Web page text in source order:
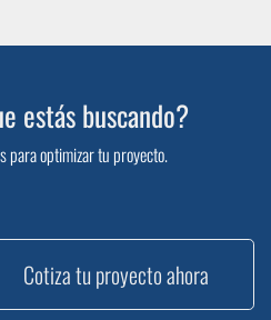
estás buscando?
para optimizar tu proyecto.
Cotiza tu proyecto ahora